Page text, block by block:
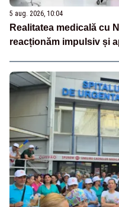
5 aug. 2026, 10:04
Realitatea medicală cu
reacționăm impulsiv și